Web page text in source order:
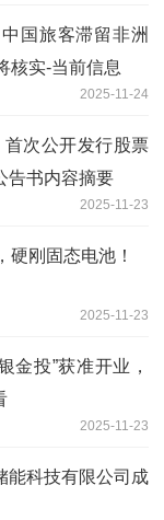
国旅客滞留非洲
核实-当前信息
2025-11-24
首次公开发行股票
告书内容摘要
2025-11-23
硬刚固态电池！
2025-11-23
金投”获准开业，
2025-11-23
能科技有限公司成